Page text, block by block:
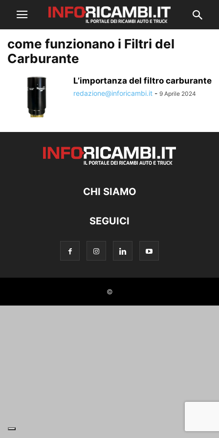
come funzionano i Filtri del
Carburante
L’importanza del filtro carburante
redazione@inforicambi.it - 9 Aprile 2024
CHI SIAMO
SEGUICI
©